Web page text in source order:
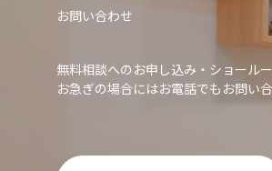
お問い合わせ
無料相談へのお申し込み・ショール
お急ぎの場合にはお電話でもお問い